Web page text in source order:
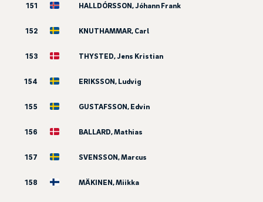
151 HALLDÓRSSON, Jóhann Frank
152 KNUTHAMMAR, Carl
153 THYSTED, Jens Kristian
154 ERIKSSON, Ludvig
155 GUSTAFSSON, Edvin
156 BALLARD, Mathias
157 SVENSSON, Marcus
158 MÄKINEN, Miikka